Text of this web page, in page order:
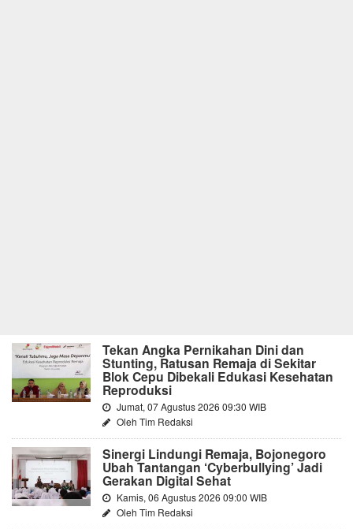
Tekan Angka Pernikahan Dini dan
Stunting, Ratusan Remaja di Sekitar
Blok Cepu Dibekali Edukasi Kesehatan
Reproduksi
Jumat, 07 Agustus 2026 09:30 WIB
Oleh Tim Redaksi
Sinergi Lindungi Remaja, Bojonegoro
Ubah Tantangan ‘Cyberbullying’ Jadi
Gerakan Digital Sehat
Kamis, 06 Agustus 2026 09:00 WIB
Oleh Tim Redaksi